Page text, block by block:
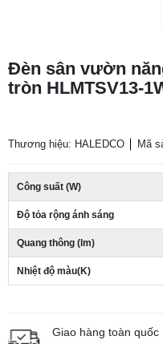
Đèn sân vườn
tròn HLMTSV13-
Thương hiệu: HALEDCO Mã
Công suất (W)
Độ tỏa rộng ánh sáng
Quang thông (lm)
Nhiệt độ màu(K)
Giao hàng toàn quốc